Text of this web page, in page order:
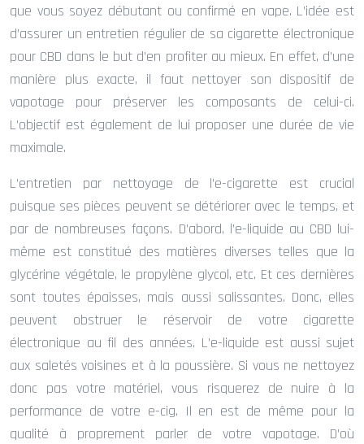
que vous soyez débutant ou confirmé en vape. L’idée est
d’assurer un entretien régulier de sa cigarette électronique
pour CBD dans le but d’en profiter au mieux. En effet, d’une
manière plus exacte, il faut nettoyer son dispositif de
vapotage pour préserver les composants de celui-ci.
L’objectif est également de lui proposer une durée de vie
maximale.
L’entretien par nettoyage de l’e-cigarette est crucial
puisque ses pièces peuvent se détériorer avec le temps, et
par de nombreuses façons. D’abord, l’e-liquide au CBD lui-
même est constitué des matières diverses telles que la
glycérine végétale, le propylène glycol, etc. Et ces dernières
sont toutes épaisses, mais aussi salissantes. Donc, elles
peuvent obstruer le réservoir de votre cigarette
électronique au fil des années. L’e-liquide est aussi sujet
aux saletés voisines et à la poussière. Si vous ne nettoyez
donc pas votre matériel, vous risquerez de nuire à la
performance de votre e-cig. Il en est de même pour la
qualité à proprement parler de votre vapotage. D’où